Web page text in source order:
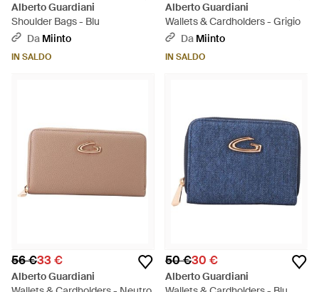
Alberto Guardiani
Shoulder Bags - Blu
Da Miinto
IN SALDO
Alberto Guardiani
Wallets & Cardholders - Grigio
Da Miinto
IN SALDO
56 €33 €
Alberto Guardiani
50 €30 €
Alberto Guardiani